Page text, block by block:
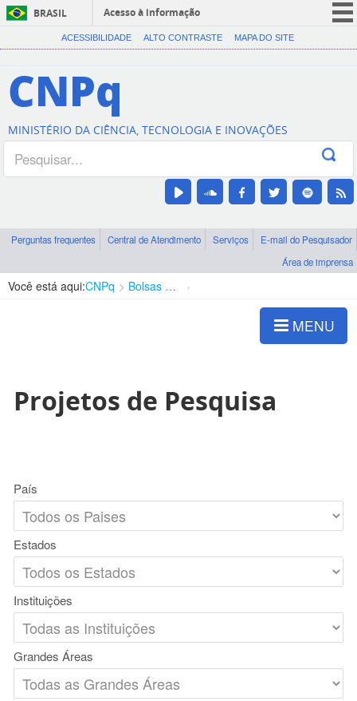
BRASIL
Acesso à informação
CORONAVÍRUS (COVID-19)
Canais
ACESSIBILIDADE ALTO CONTRASTE MAPA DO SITE
CNPq
MINISTÉRIO DA CIÊNCIA, TECNOLOGIA E INOVAÇÕES
Perguntas frequentes Central de Atendimento Serviços
E-mail do Pesquisador
Área de imprensa
Você está aqui:CNPq Bolsas e Auxílios Vigentes
MENU
Projetos de Pesquisa
País
Estados
Instituições
Grandes Áreas